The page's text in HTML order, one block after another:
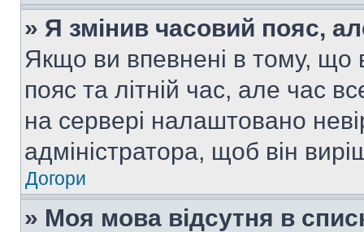
» Я змінив часовий пояс,
Якщо ви впевнені в тому, що
пояс та літній час, але час
на сервері налаштовано
адміністратора, щоб він
Догори
» Моя мова відсутня в